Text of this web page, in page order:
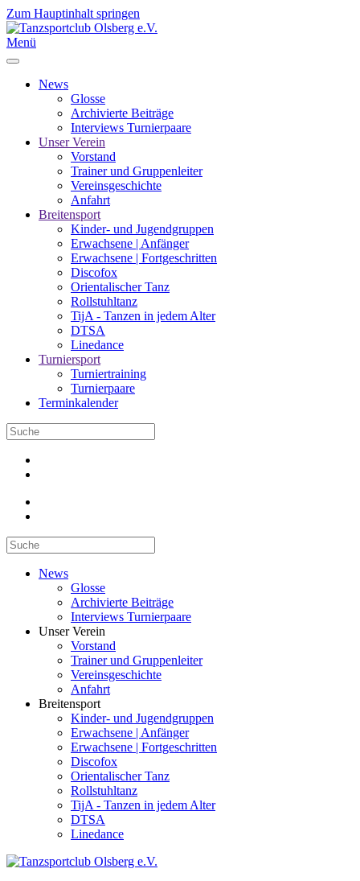
Zum Hauptinhalt springen
Menü
News
Glosse
Archivierte Beiträge
Interviews Turnierpaare
Unser Verein
Vorstand
Trainer und Gruppenleiter
Vereinsgeschichte
Anfahrt
Breitensport
Kinder- und Jugendgruppen
Erwachsene | Anfänger
Erwachsene | Fortgeschritten
Discofox
Orientalischer Tanz
Rollstuhltanz
TijA - Tanzen in jedem Alter
DTSA
Linedance
Turniersport
Turniertraining
Turnierpaare
Terminkalender
News
Glosse
Archivierte Beiträge
Interviews Turnierpaare
Unser Verein
Vorstand
Trainer und Gruppenleiter
Vereinsgeschichte
Anfahrt
Breitensport
Kinder- und Jugendgruppen
Erwachsene | Anfänger
Erwachsene | Fortgeschritten
Discofox
Orientalischer Tanz
Rollstuhltanz
TijA - Tanzen in jedem Alter
DTSA
Linedance